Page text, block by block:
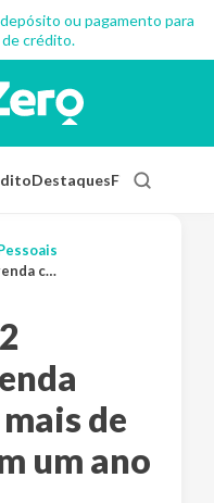
ou pagamento para
de crédito.
DestaquesFinanças
em um ano
de
um ano